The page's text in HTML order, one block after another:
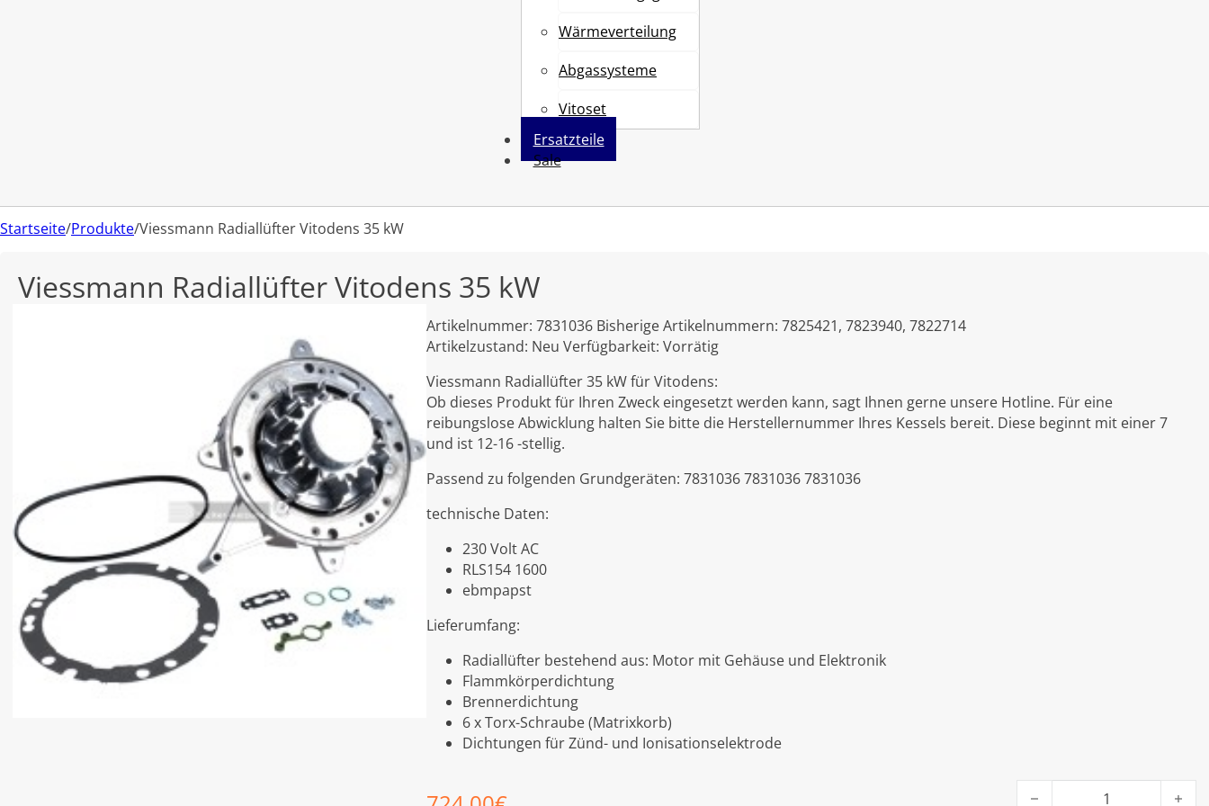
Wärmeverteilung
Abgassysteme
Vitoset
Ersatzteile
Sale
Startseite/Produkte/Viessmann Radiallüfter Vitodens 35 kW
Viessmann Radiallüfter Vitodens 35 kW
Artikelnummer:7831036 Bisherige Artikelnummern:7825421, 7823940, 7822714
Artikelzustand: Neu Verfügbarkeit:Vorrätig
Viessmann Radiallüfter 35 kW für Vitodens:
Ob dieses Produkt für Ihren Zweck eingesetzt werden kann, sagt Ihnen gerne unsere Hotline. Für eine
reibungslose Abwicklung halten Sie bitte die Herstellernummer Ihres Kessels bereit. Diese beginnt mit einer 7
und ist 12-16 -stellig.
Passend zu folgenden Grundgeräten: 7831036 7831036 7831036
technische Daten:
230 Volt AC
RLS154 1600
ebmpapst
Lieferumfang:
Radiallüfter bestehend aus: Motor mit Gehäuse und Elektronik
Flammkörperdichtung
Brennerdichtung
6 x Torx-Schraube (Matrixkorb)
Dichtungen für Zünd- und Ionisationselektrode
Viessmann Radiallüfter